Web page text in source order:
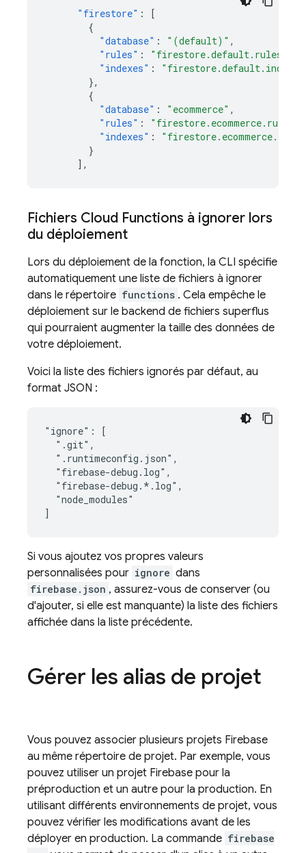
"firestore" :
[
{
"database" : "(default)" ,
"rules" : "firestore.default.rules"
"indexes" :
},
{
"database" : "ecommerce" ,
"rules" : "firestore.ecommerce.rules"
"indexes" :
}
],
Fichiers Cloud Functions à ignorer lors
du déploiement
Lors du déploiement de la fonction, la CLI spécifie
automatiquement une liste de fichiers à ignorer
dans le répertoire functions . Cela empêche le
déploiement sur le backend de fichiers superflus
qui pourraient augmenter la taille des données de
votre déploiement.
Voici la liste des fichiers ignorés par défaut, au
format JSON :
"ignore": [
  ".git",
  ".runtimeconfig.json",
  "firebase-debug.log",
  "firebase-debug.*.log",
  "node_modules"
Si vous ajoutez vos propres valeurs
personnalisées pour ignore dans
firebase.json , assurez-vous de conserver (ou
d'ajouter, si elle est manquante) la liste des fichiers
affichée dans la liste précédente.
Gérer les alias de projet
Vous pouvez associer plusieurs projets Firebase
au même répertoire de projet. Par exemple, vous
pouvez utiliser un projet Firebase pour la
préproduction et un autre pour la production. En
utilisant différents environnements de projet, vous
pouvez vérifier les modifications avant de les
déployer en production. La commande firebase